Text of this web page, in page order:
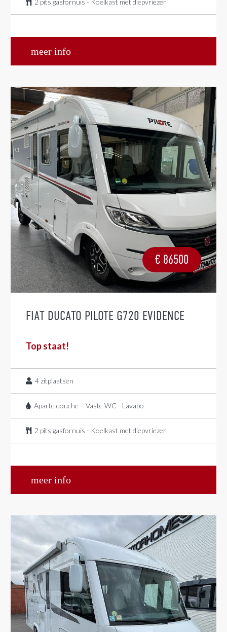
meer info
€ 86500
FIAT DUCATO PILOTE G720 EVIDENCE
Top staat!
4zitplaatsen
Aparte douche – Vaste WC - Lavabo
2 pits gasfornuis - Koelkast met diepvriezer
meer info